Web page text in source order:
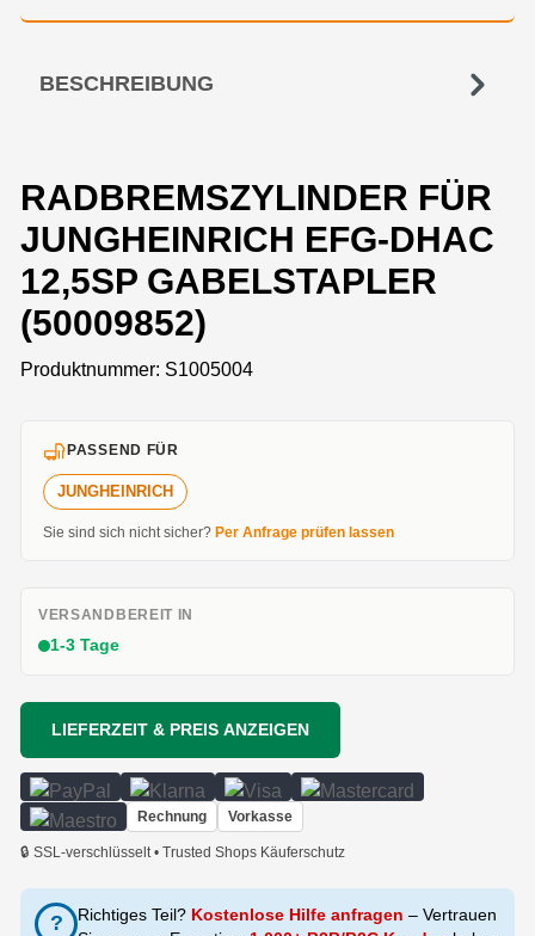
BESCHREIBUNG
RADBREMSZYLINDER FÜR
JUNGHEINRICH EFG-DHAC
12,5SP GABELSTAPLER
(50009852)
Produktnummer: S1005004
PASSEND FÜR
JUNGHEINRICH
Sie sind sich nicht sicher? Per Anfrage prüfen lassen
VERSANDBEREIT IN
1-3 Tage
LIEFERZEIT & PREIS ANZEIGEN
Rechnung Vorkasse
🔒 SSL-verschlüsselt • Trusted Shops Käuferschutz
? Richtiges Teil? Kostenlose Hilfe anfragen – Vertrauen